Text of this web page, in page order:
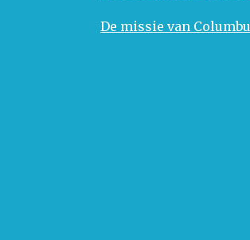
De missie van